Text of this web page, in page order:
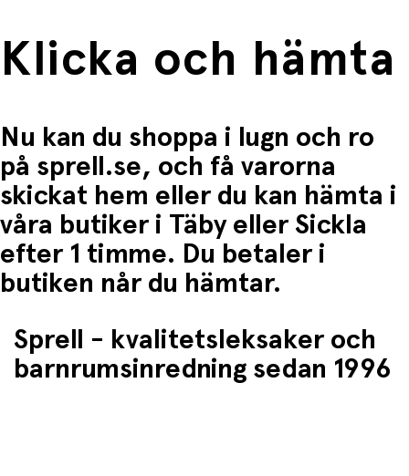
Halkfria handtag för bättre grepp
Bred och bekväm sits med tre justerbara lägen
Slitstarka, solida gummihjul som inte punkterar
Europeisk säkerhetscertifiering (EN 71, del 1, 2
och 3)
Tillverkad i Italien
Användning och utveckling:
Motorisk utveckling - Trampning och styrning
tränar koordination och balans.
Frihjulsfunktion för säker transport- Vuxna kan
skjuta på utan att pedalerna snurrar.
Självständighet och känsla av prestation - Ger
på egen hand.
Klicka och hämta
Nu kan du shoppa i lugn och ro
på sprell.se, och få varorna
skickat hem eller du kan hämta i
våra butiker i Täby eller Sickla
efter 1 timme. Du betaler i
butiken når du hämtar.
Sprell - kvalitetsleksaker och
barnrumsinredning sedan 1996